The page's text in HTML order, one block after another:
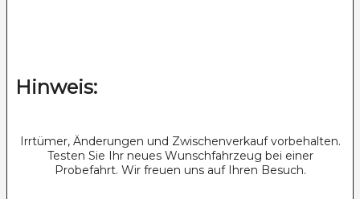
Hinweis:
Irrtümer, Änderungen und Zwischenverkauf vorbehalten.
Testen Sie Ihr neues Wunschfahrzeug bei einer
Probefahrt. Wir freuen uns auf Ihren Besuch.